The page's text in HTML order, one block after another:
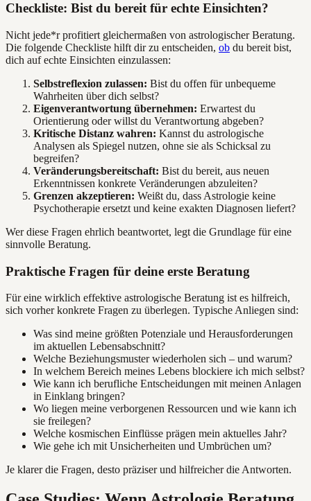
Checkliste: Bist du bereit für echte Einsichten?
Nicht jede*r profitiert gleichermaßen von astrologischer Beratung.
Die folgende Checkliste hilft dir zu entscheiden, ob du bereit bist,
dich auf echte Einsichten einzulassen:
Selbstreflexion zulassen: Bist du offen für unbequeme
Wahrheiten über dich selbst?
Eigenverantwortung übernehmen: Erwartest du
Orientierung oder willst du Verantwortung abgeben?
Kritische Distanz wahren: Kannst du astrologische
Analysen als Spiegel nutzen, ohne sie als Schicksal zu
begreifen?
Veränderungsbereitschaft: Bist du bereit, aus neuen
Erkenntnissen konkrete Veränderungen abzuleiten?
Grenzen akzeptieren: Weißt du, dass Astrologie keine
Psychotherapie ersetzt und keine exakten Diagnosen liefert?
Wer diese Fragen ehrlich beantwortet, legt die Grundlage für eine
sinnvolle Beratung.
Praktische Fragen für deine erste Beratung
Für eine wirklich effektive astrologische Beratung ist es hilfreich,
sich vorher konkrete Fragen zu überlegen. Typische Anliegen sind:
Was sind meine größten Potenziale und Herausforderungen
im aktuellen Lebensabschnitt?
Welche Beziehungsmuster wiederholen sich – und warum?
In welchem Bereich meines Lebens blockiere ich mich selbst?
Wie kann ich berufliche Entscheidungen mit meinen Anlagen
in Einklang bringen?
Wo liegen meine verborgenen Ressourcen und wie kann ich
sie freilegen?
Welche kosmischen Einflüsse prägen mein aktuelles Jahr?
Wie gehe ich mit Unsicherheiten und Umbrüchen um?
Je klarer die Fragen, desto präziser und hilfreicher die Antworten.